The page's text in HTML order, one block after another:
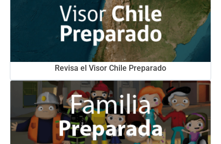
Revisa el Visor Chile Preparado